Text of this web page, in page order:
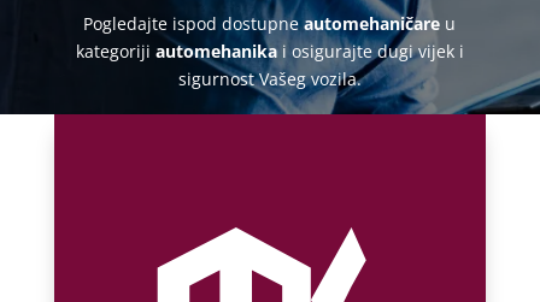
Pogledajte ispod dostupneautomehaničare u
kategoriji automehanikai osigurajte dugi vijek i
sigurnost Vašeg vozila.